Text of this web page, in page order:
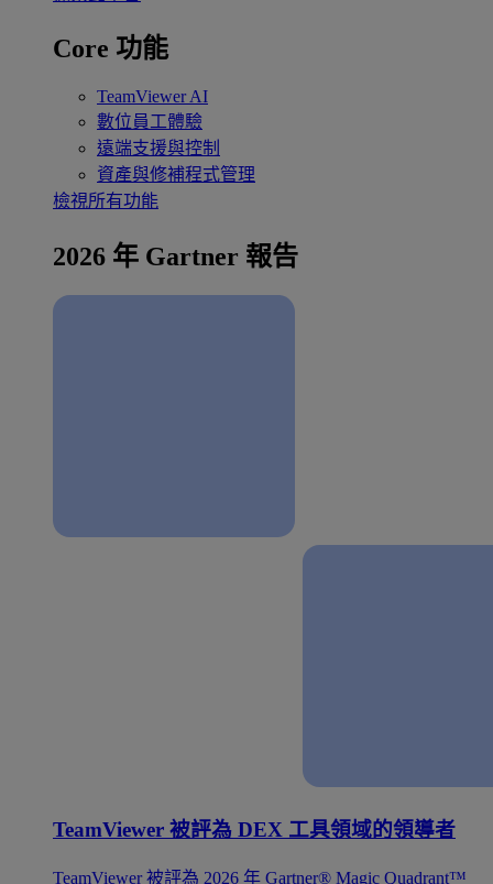
Core 功能
TeamViewer AI
數位員工體驗
遠端支援與控制
資產與修補程式管理
檢視所有功能
2026 年 Gartner 報告
TeamViewer 被評為 DEX 工具領域的領導者
TeamViewer 被評為 2026 年 Gartner® Magic Quadrant™